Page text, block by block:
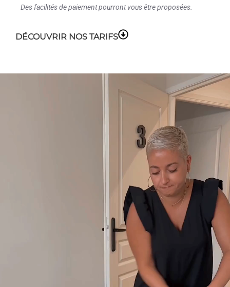
Des facilités de paiement pourront vous être proposées.
DÉCOUVRIR NOS TARIFS